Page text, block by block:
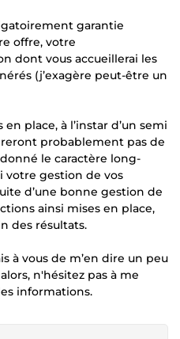
garantie
offre, votre
dont vous accueillerai les
(j’exagère peut-être un
place, à l’instar d’un semi
probablement pas de
le caractère long-
votre gestion de vos
d’une bonne gestion de
ainsi mises en place,
des résultats.
à vous de m’en dire un peu
n'hésitez pas à me
informations.